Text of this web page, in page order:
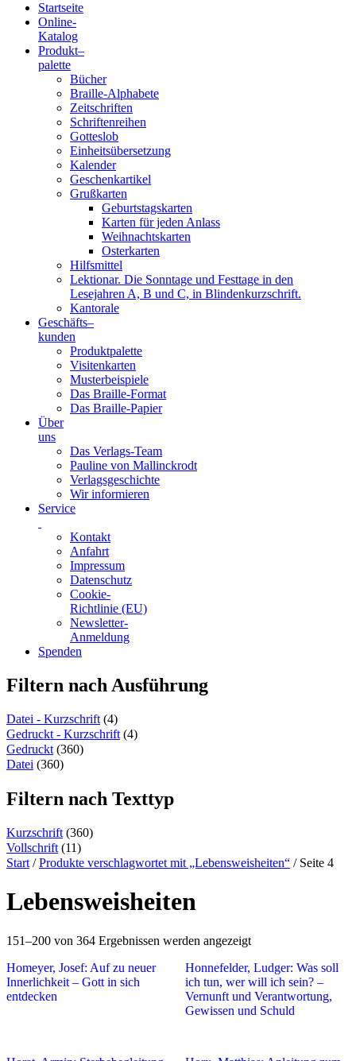
Blindenschrift-
Verlag
Druckerei
gGmbH
Startseite
Online-
Katalog
Produkt–
palette
Bücher
Braille-Alphabete
Zeitschriften
Schriftenreihen
Gotteslob
Einheitsübersetzung
Kalender
Geschenkartikel
Grußkarten
Geburtstagskarten
Karten für jeden Anlass
Weihnachtskarten
Osterkarten
Hilfsmittel
Lektionar. Die Sonntage und Festtage in den
Lesejahren A, B und C, in Blindenkurzschrift.
Kantorale
Geschäfts­–
kunden
Produktpalette
Visitenkarten
Musterbeispiele
Das Braille-Format
Das Braille-Papier
Über
uns
Das Verlags-Team
Pauline von Mallinckrodt
Verlagsgeschichte
Wir informieren
Service
Kontakt
Anfahrt
Impressum
Datenschutz
Cookie-
Richtlinie (EU)
Newsletter-
Anmeldung
Spenden
Skip
to
Filtern nach Ausführung
Datei - Kurzschrift (4)
Gedruckt - Kurzschrift (4)
Gedruckt (360)
Datei (360)
Filtern nach Texttyp
Kurzschrift (360)
Vollschrift (11)
Start /Produkte verschlagwortet mit „Lebensweisheiten“ / Seite 4
Lebensweisheiten
151–200 von 364 Ergebnissen werden angezeigt
Homeyer, Josef: Auf zu neuer
Innerlichkeit – Gott in sich
entdecken
Honnefelder, Ludger: Was soll
ich tun, wer will ich sein? –
Vernunft und Verantwortung,
Gewissen und Schuld